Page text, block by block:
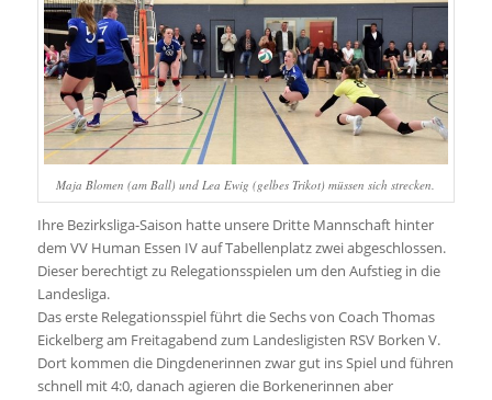
Maja Blomen (am Ball) und Lea Ewig (gelbes Trikot) müssen sich strecken.
Ihre Bezirksliga-Saison hatte unsere Dritte Mannschaft hinter
dem VV Human Essen IV auf Tabellenplatz zwei abgeschlossen.
Dieser berechtigt zu Relegationsspielen um den Aufstieg in die
Landesliga.
Das erste Relegationsspiel führt die Sechs von Coach Thomas
Eickelberg am Freitagabend zum Landesligisten RSV Borken V.
Dort kommen die Dingdenerinnen zwar gut ins Spiel und führen
schnell mit 4:0, danach agieren die Borkenerinnen aber